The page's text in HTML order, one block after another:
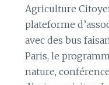
Agriculture
plateforme
avec des bus
Paris, le
nature,